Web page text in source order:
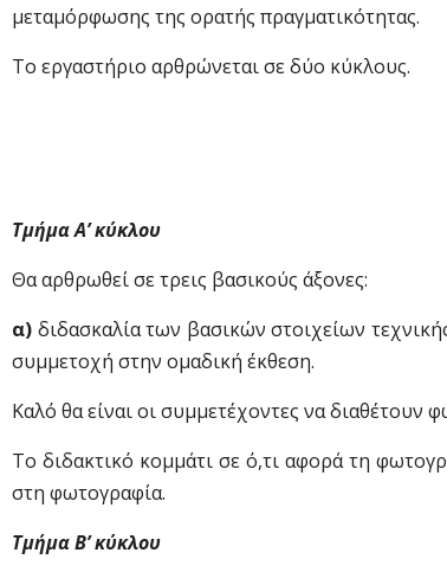
μεταμόρφωσης της ορατής πραγματικότητας.
Το εργαστήριο αρθρώνεται σε δύο κύκλους.
Τμήμα Α’ κύκλου
Θα αρθρωθεί σε τρεις βασικούς άξονες:
α) διδασκαλία των βασικών στοιχείων
συμμετοχή στην ομαδική έκθεση.
Καλό θα είναι οι συμμετέχοντες να
Το διδακτικό κομμάτι σε ό,τι αφορά τη
στη φωτογραφία.
Τμήμα Β’ κύκλου